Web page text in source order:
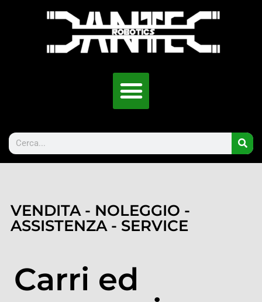
VENDITA - NOLEGGIO -
ASSISTENZA - SERVICE
Carri ed